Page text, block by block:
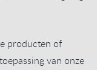
producten of
van onze